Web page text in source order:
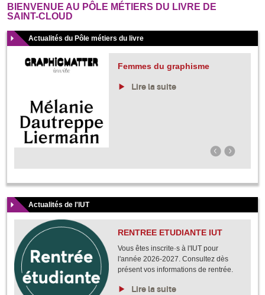
BIENVENUE AU PÔLE MÉTIERS DU LIVRE DE
SAINT-CLOUD
Actualités du Pôle métiers du livre
Femmes du graphisme
Lire la suite
Actualités de l'IUT
RENTREE ETUDIANTE IUT
Vous êtes inscrite·s à l'IUT pour
l'année 2026-2027. Consultez dès
présent vos informations de rentrée.
Lire la suite